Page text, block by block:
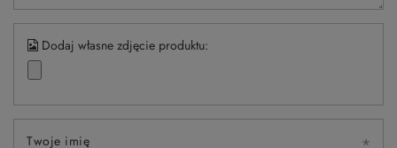
Dodaj własne zdjęcie produktu:
Twoje imię